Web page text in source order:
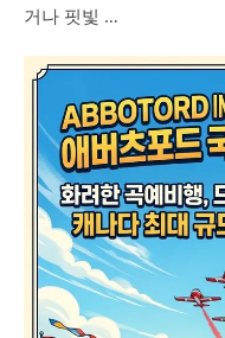
거나 핏빛 …